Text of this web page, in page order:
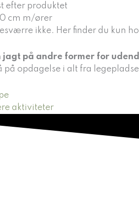
efter produktet
cm m/ører
ikke. Her finder du kun
på andre former for
på opdagelse i alt fra
aktiviteter